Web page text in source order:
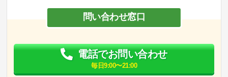
問い合わせ窓口
電話でお問い合わせ
毎日9:00〜21:00